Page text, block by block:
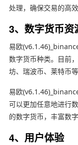
处理，确保交易的高效
3、数字货币资
易欧
数字货币种类。目前
坊、瑞波币、莱特币
易欧
可以更加任意地进行
的数字货币，丰富数
4、用户体验